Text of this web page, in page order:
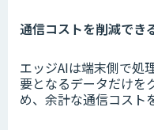
通信コストを削減でき
エッジAIは端末側で処
要となるデータだけを
め、余計な通信コスト